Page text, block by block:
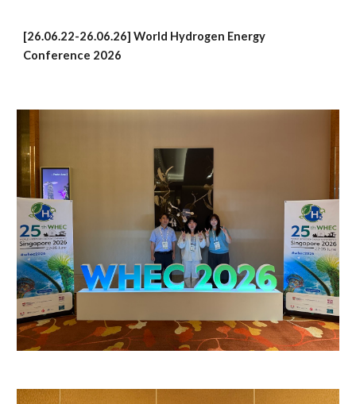
[26.06.22-26.06.26] World Hydrogen Energy
Conference 2026